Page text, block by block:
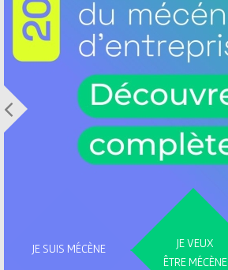
JE SUIS MÉCÈNE
JE VEUX
ÊTRE MÉCÈNE